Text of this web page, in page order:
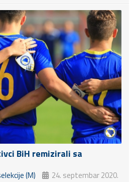
BiH remizirali sa
(M) 24. septembar 2020.